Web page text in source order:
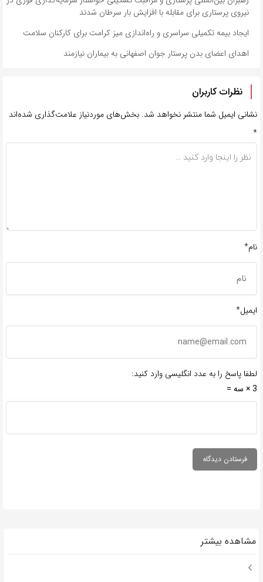
نیروی پرستاری برای مقابله با افزایش بار سرطان شدند
ایجاد بیمه تکمیلی سراسری و راه‌اندازی میز کرامت برای کارکنان سلامت
اهدای اعضای بدن پرستار جوان اصفهانی به بیماران نیازمند
نظرات کاربران
نشانی ایمیل شما منتشر نخواهد شد. بخش‌های موردنیاز علامت‌گذاری شده‌اند
*
نام*
ایمیل*
لطفا پاسخ را به عدد انگلیسی وارد کنید:
3 × سه =
مشاهده بیشتر